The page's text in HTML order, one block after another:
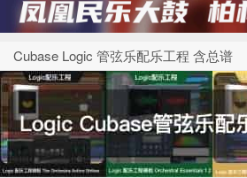
Cubase Logic 管弦乐配乐工程 含总谱